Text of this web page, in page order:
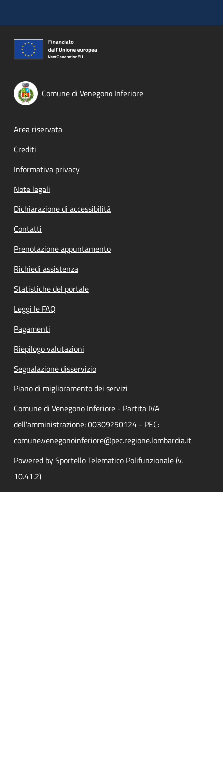
Comune di Venegono Inferiore
Footer menu
Area riservata
Crediti
Informativa privacy
Note legali
Dichiarazione di accessibilità
Contatti
Prenotazione appuntamento
Richiedi assistenza
Statistiche del portale
Leggi le FAQ
Pagamenti
Riepilogo valutazioni
Segnalazione disservizio
Piano di miglioramento dei servizi
Comune di Venegono Inferiore - Partita IVA
dell'amministrazione: 00309250124 - PEC:
comune.venegonoinferiore@pec.regione.lombardia.it
Powered by Sportello Telematico Polifunzionale (v.
10.41.2)